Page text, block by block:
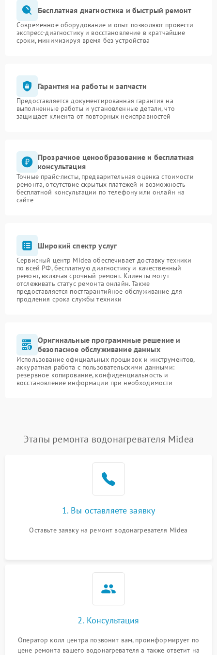
Бесплатная диагностика и быстрый ремонт
Современное оборудование и опыт позволяют провести
экспресс-диагностику и восстановление в кратчайшие
сроки, минимизируя время без устройства
Гарантия на работы и запчасти
Предоставляется документированная гарантия на
выполненные работы и установленные детали, что
защищает клиента от повторных неисправностей
Прозрачное ценообразование и бесплатная
консультация
Точные прайс-листы, предварительная оценка стоимости
ремонта, отсутствие скрытых платежей и возможность
бесплатной консультации по телефону или онлайн на
сайте
Широкий спектр услуг
Сервисный центр Midea обеспечивает доставку техники
по всей РФ, бесплатную диагностику и качественный
ремонт, включая срочный ремонт. Клиенты могут
отслеживать статус ремонта онлайн. Также
предоставляется постгарантийное обслуживание для
продления срока службы техники
Оригинальные программные решение и
безопасное обслуживание данных
Использование официальных прошивок и инструментов,
аккуратная работа с пользовательскими данными:
резервное копирование, конфиденциальность и
восстановление информации при необходимости
Этапы ремонта водонагревателя Midea
1. Вы оставляете заявку
Оставьте заявку на ремонт водонагревателя Midea
2. Консультация
Оператор колл центра позвонит вам, проинформирует по
цене ремонта вашего водонагревателя а также ответит на